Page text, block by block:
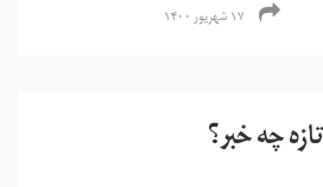
۱۷ شهریور ۱۴۰۰
تازه چه خبر؟